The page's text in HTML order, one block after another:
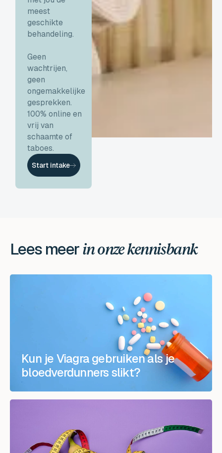
meest
geschikte
behandeling.
Geen
wachtrijen,
geen
ongemakkelijke
gesprekken.
100% online en
vrij van
schaamte of
taboes.
Start intake
Lees meer in onze kennisbank
Kun je Viagra gebruiken als je
bloedverdunners slikt?